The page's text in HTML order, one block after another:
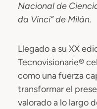
Nacional de
da Vinci” de Milán.
Llegado a su XX
Tecnovisionarie®
como una fuerza
transformar el
valorado a lo largo